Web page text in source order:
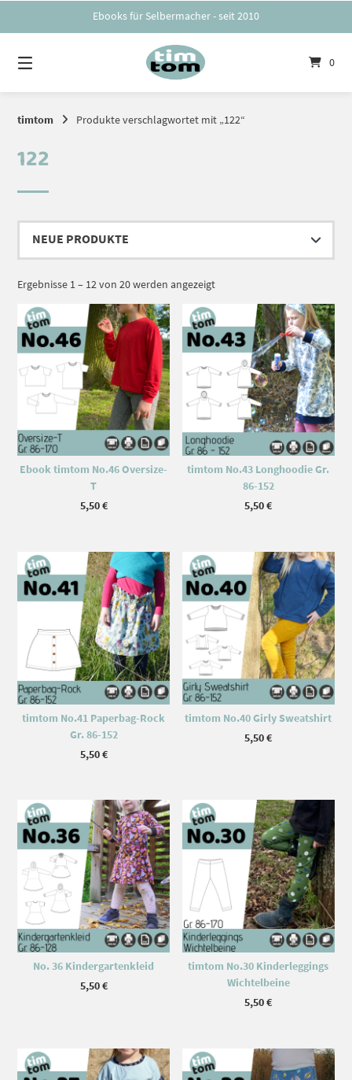
Ebooks für Selbermacher - seit 2010
0
timtom Produkte verschlagwortet mit „122“
122
Ergebnisse 1 – 12 von 20 werden angezeigtNach
sortiert
Ebook timtom No.46 Oversize-
T
5,50€
timtom No.43 Longhoodie Gr.
86-152
5,50€
timtom No.41 Paperbag-Rock
Gr. 86-152
5,50€
timtom No.40 Girly Sweatshirt
5,50€
No. 36 Kindergartenkleid
5,50€
timtom No.30 Kinderleggings
Wichtelbeine
5,50€